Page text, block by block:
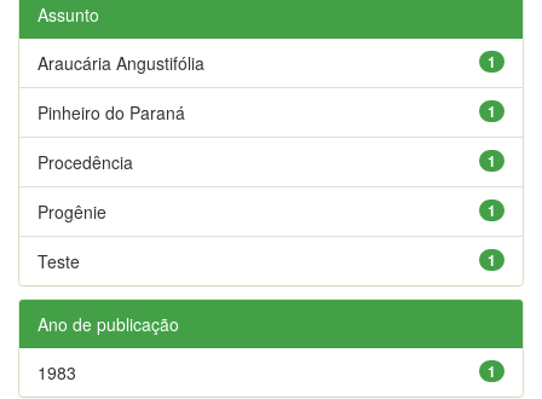
Assunto
1
Araucária Angustifólia
1
Pinheiro do Paraná
1
Procedência
1
Progênie
1
Teste
Ano de publicação
1
1983